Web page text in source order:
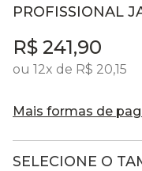
PROFISSIONAL
R$ 241,90
ou 12x de R$ 20,15
Mais formas de